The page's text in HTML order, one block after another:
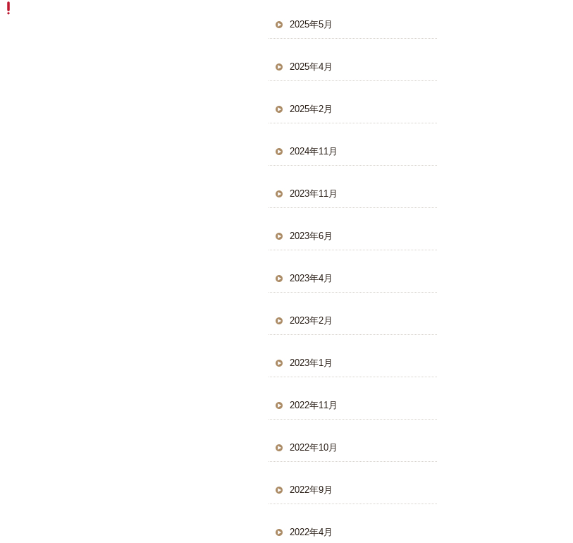
2025年5月
2025年4月
2025年2月
2024年11月
2023年11月
2023年6月
2023年4月
2023年2月
2023年1月
2022年11月
2022年10月
2022年9月
2022年4月